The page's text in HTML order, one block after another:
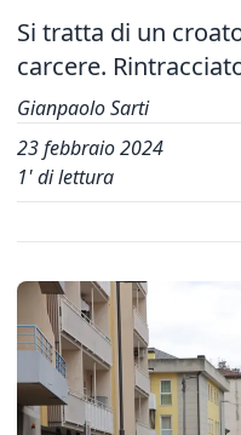
Si tratta di un
carcere.
Gianpaolo Sarti
23 febbraio 2024
1' di lettura